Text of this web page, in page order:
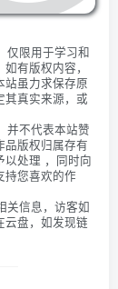
仅限用于学习和
有版权内容，
站虽力求保存原
其真实来源，或
并不代表本站赞
品版权归属存有
以处理 ，同时向
持您喜欢的作
关信息，访客如
云盘，如发现链